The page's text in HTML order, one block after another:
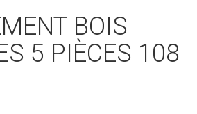
5 PIÈCES 108